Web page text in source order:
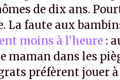
de dix ans.
La faute aux
moins à l'heure :
maman dans les
préfèrent jouer à